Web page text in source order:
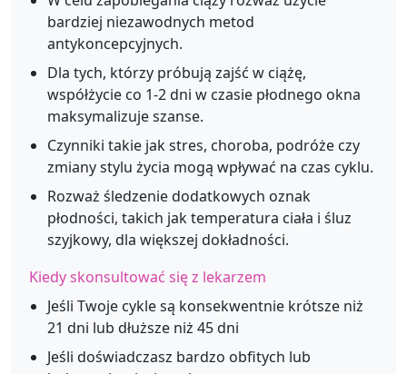
bardziej niezawodnych metod
antykoncepcyjnych.
Dla tych, którzy próbują zajść w ciążę,
współżycie co 1-2 dni w czasie płodnego okna
maksymalizuje szanse.
Czynniki takie jak stres, choroba, podróże czy
zmiany stylu życia mogą wpływać na czas cyklu.
Rozważ śledzenie dodatkowych oznak
płodności, takich jak temperatura ciała i śluz
szyjkowy, dla większej dokładności.
Kiedy skonsultować się z lekarzem
Jeśli Twoje cykle są konsekwentnie krótsze niż
21 dni lub dłuższe niż 45 dni
Jeśli doświadczasz bardzo obfitych lub